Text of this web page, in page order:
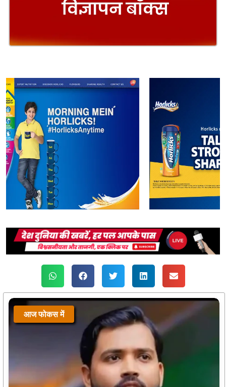
आज फोकस में